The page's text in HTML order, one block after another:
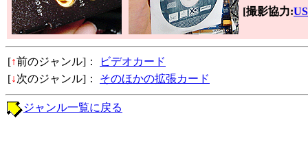
[撮影協力:
[↑前のジャンル]：
ビデオカード
[↓次のジャンル]： そのほかの拡張カード
ジャンル一覧に戻る